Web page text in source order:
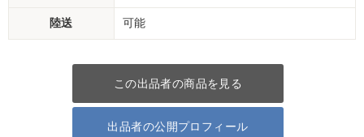
陸送 可能
この出品者の商品を見る
出品者の公開プロフィール